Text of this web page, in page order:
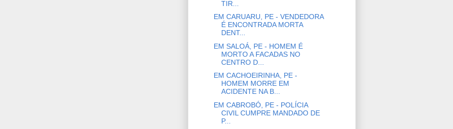
TIR...
EM CARUARU, PE - VENDEDORA
É ENCONTRADA MORTA
DENT...
EM SALOÁ, PE - HOMEM É
MORTO A FACADAS NO
CENTRO D...
EM CACHOEIRINHA, PE -
HOMEM MORRE EM
ACIDENTE NA B...
EM CABROBÓ, PE - POLÍCIA
CIVIL CUMPRE MANDADO DE
P...